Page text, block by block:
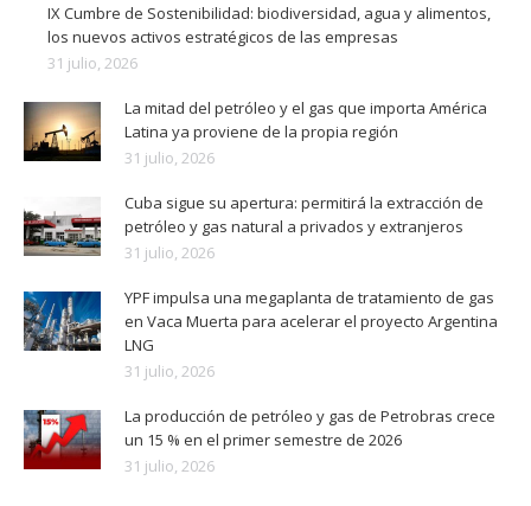
IX Cumbre de Sostenibilidad: biodiversidad, agua y alimentos,
los nuevos activos estratégicos de las empresas
31 julio, 2026
La mitad del petróleo y el gas que importa América
Latina ya proviene de la propia región
31 julio, 2026
Cuba sigue su apertura: permitirá la extracción de
petróleo y gas natural a privados y extranjeros
31 julio, 2026
YPF impulsa una megaplanta de tratamiento de gas
en Vaca Muerta para acelerar el proyecto Argentina
LNG
31 julio, 2026
La producción de petróleo y gas de Petrobras crece
un 15 % en el primer semestre de 2026
31 julio, 2026